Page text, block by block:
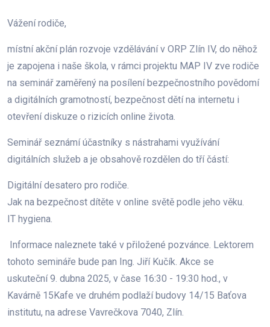
Vážení rodiče,
místní akční plán rozvoje vzdělávání v ORP Zlín IV, do něhož
je zapojena i naše škola, v rámci projektu MAP IV zve rodiče
na seminář zaměřený na posílení bezpečnostního povědomí
a digitálních gramotností, bezpečnost dětí na internetu i
otevření diskuze o rizicích online života.
Seminář seznámí účastníky s nástrahami využívání
digitálních služeb a je obsahově rozdělen do tří částí:
Digitální desatero pro rodiče.
Jak na bezpečnost dítěte v online světě podle jeho věku.
IT hygiena.
Informace naleznete také v přiložené pozvánce. Lektorem
tohoto semináře bude pan Ing. Jiří Kučík. Akce se
uskuteční 9. dubna 2025, v čase 16:30 - 19:30 hod., v
Kavárně 15Kafe ve druhém podlaží budovy 14/15 Baťova
institutu, na adrese Vavrečkova 7040, Zlín.